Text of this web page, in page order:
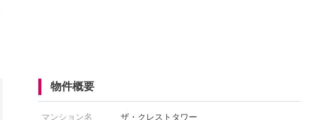
物件概要
マンション名 ザ・クレストタワー